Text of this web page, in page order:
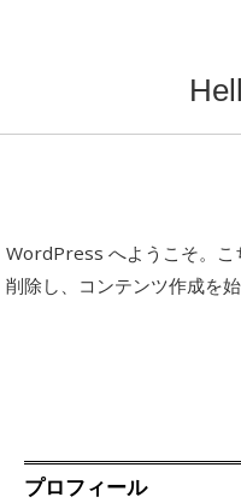
WordPress へようこそ。こ
削除し、コンテンツ作成を始
プロフィール